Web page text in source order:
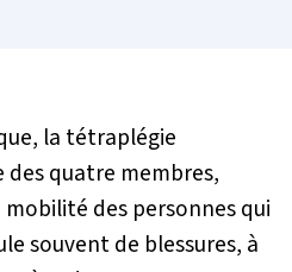
la tétraplégie
quatre membres,
des personnes qui
souvent de blessures, à